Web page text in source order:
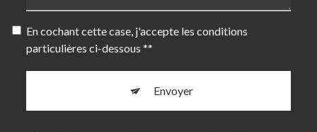
En cochant cette case, j'accepte les conditions
particulières ci-dessous **
Envoyer